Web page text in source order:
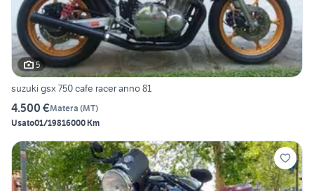
5
suzuki gsx 750 cafe racer anno 81
4.500 €Matera (MT)
Usato01/19816000 Km